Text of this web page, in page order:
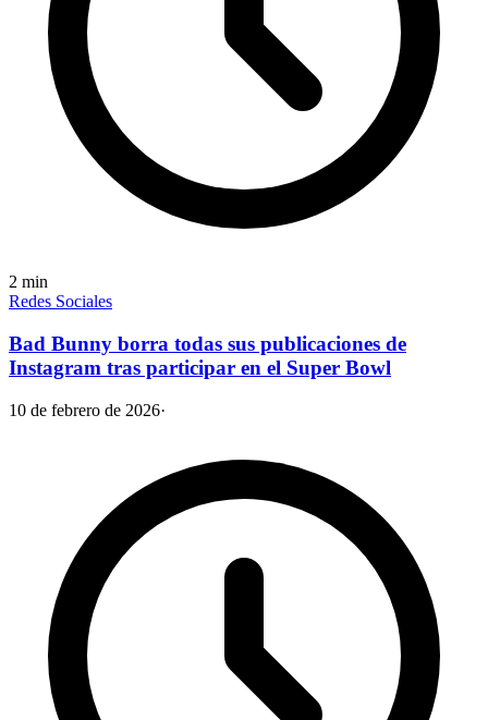
2 min
Redes Sociales
Bad Bunny borra todas sus publicaciones de
Instagram tras participar en el Super Bowl
10 de febrero de 2026·